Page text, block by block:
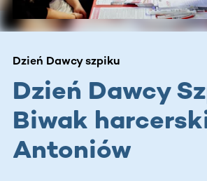
Dzień Dawcy szpiku
Dzień Dawcy
Biwak
Antoniów